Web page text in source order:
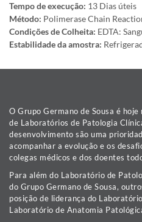
Tempo de execução: 13 Dias úteis
Método: Polimerase Chain
Condições de Colheita: EDTA:
Estabilidade da amostra:
O Grupo Germano de Sousa é
de Laboratórios de Patologia
desenvolvimento são uma
acompanhar a evolução e os
colegas médicos e dos doentes
Para além do Laboratório de
do Grupo Germano de Sousa,
posição de liderança do
Laboratório de Anatomia